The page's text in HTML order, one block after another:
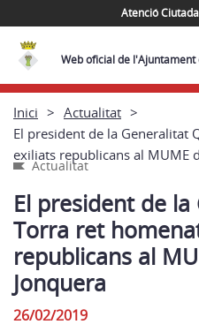
Atenció
Web oficial de l'Ajuntament
Inici
Actualitat
El president de la Generalitat
exiliats republicans al MUME
Actualitat
El president de
Torra ret
republicans al
Jonquera
26/02/2019